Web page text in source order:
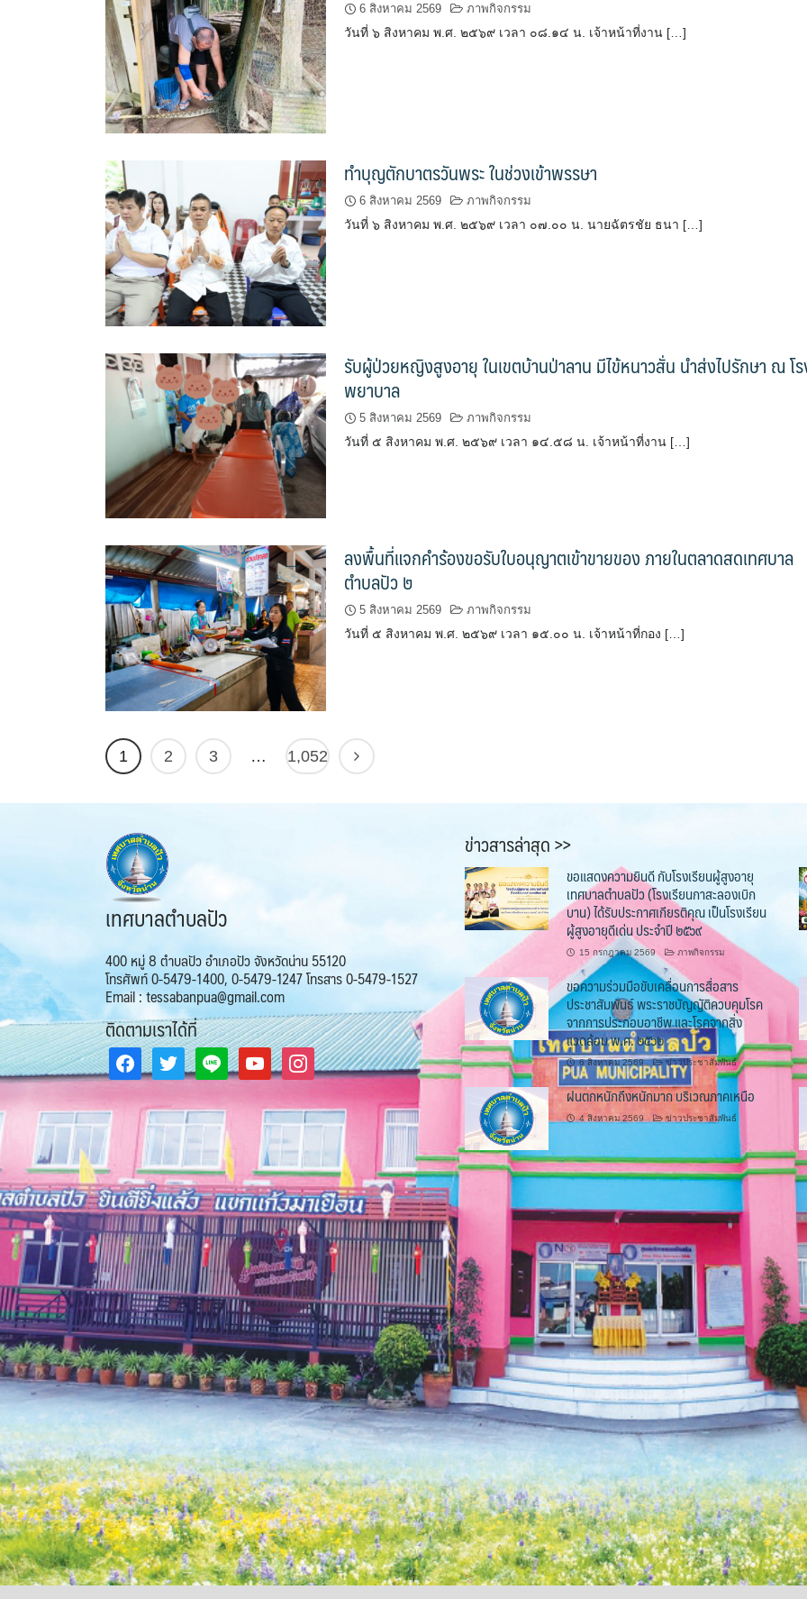
6 สิงหาคม 2569 ภาพกิจกรรม
วันที่ ๖ สิงหาคม พ.ศ. ๒๕๖๙ เวลา ๐๘.๑๔ น. เจ้าหน้าที่งาน […]
ทำบุญตักบาตรวันพระ ในช่วงเข้าพรรษา
6 สิงหาคม 2569 ภาพกิจกรรม
วันที่ ๖ สิงหาคม พ.ศ. ๒๕๖๙ เวลา ๐๗.๐๐ น. นายฉัตรชัย ธนา […]
รับผู้ป่วยหญิงสูงอายุ ในเขตบ้านป่าลาน มีไข้หนาวสั่น นำส่งไปรักษา ณ โ
พยาบาล
5 สิงหาคม 2569 ภาพกิจกรรม
วันที่ ๕ สิงหาคม พ.ศ. ๒๕๖๙ เวลา ๑๔.๕๘ น. เจ้าหน้าที่งาน […]
ลงพื้นที่แจกคำร้องขอรับใบอนุญาตเข้าขายของ ภายในตลาดสดเทศบาล
ตำบลปัว ๒
5 สิงหาคม 2569 ภาพกิจกรรม
วันที่ ๕ สิงหาคม พ.ศ. ๒๕๖๙ เวลา ๑๕.๐๐ น. เจ้าหน้าที่กอง […]
1 2 3 … 1,052
เทศบาลตำบลปัว
400 หมู่ 8 ตำบลปัว อำเภอปัว จังหวัดน่าน 55120
โทรศัพท์ 0-5479-1400, 0-5479-1247 โทรสาร 0-5479-1527
Email : tessabanpua@gmail.com
ติดตามเราได้ที่
facebooktwitter line youtubeinstagram
ข่าวสารล่าสุด >>
ขอแสดงความยินดี กับโรงเรียนผู้สูงอายุ
เทศบาลตำบลปัว (โรงเรียนกาสะลองเบิก
บาน) ได้รับประกาศเกียรติคุณ เป็นโรงเรียน
ผู้สูงอายุดีเด่น ประจำปี ๒๕๖๙
15 กรกฎาคม 2569 ภาพกิจกรรม
ขอความร่วมมือขับเคลื่อนการสื่อสาร
ประชาสัมพันธ์ พระราชบัญญัติควบคุมโรค
จากการประกอบอาชีพ และโรคจากสิ่ง
แวดล้อม พ.ศ. ๒๕๖๒
6 สิงหาคม 2569 ข่าวประชาสัมพันธ์
ฝนตกหนักถึงหนักมาก บริเวณภาคเหนือ
4 สิงหาคม 2569 ข่าวประชาสัมพันธ์